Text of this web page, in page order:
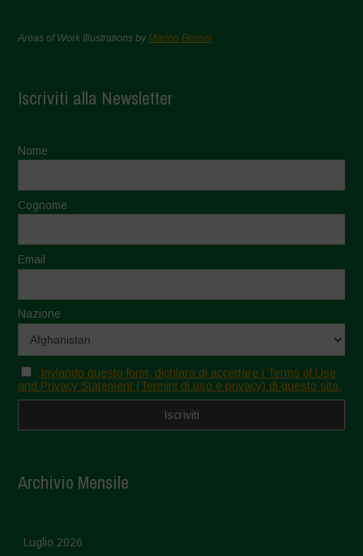
Areas of Work Illustrations byMarion Bessol
Iscriviti alla Newsletter
Nome
Cognome
Email
Nazione
Inviando questo form, dichiaro di accettare i Terms of Use
and Privacy Statement (Termini di uso e privacy) di questo sito.
Archivio Mensile
Luglio 2026